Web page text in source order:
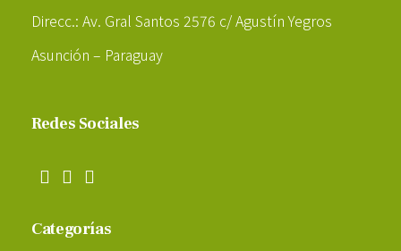
Direcc.: Av. Gral Santos 2576 c/ Agustín Yegros
Asunción – Paraguay
Redes Sociales
Categorías